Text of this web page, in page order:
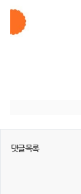
댓글목록